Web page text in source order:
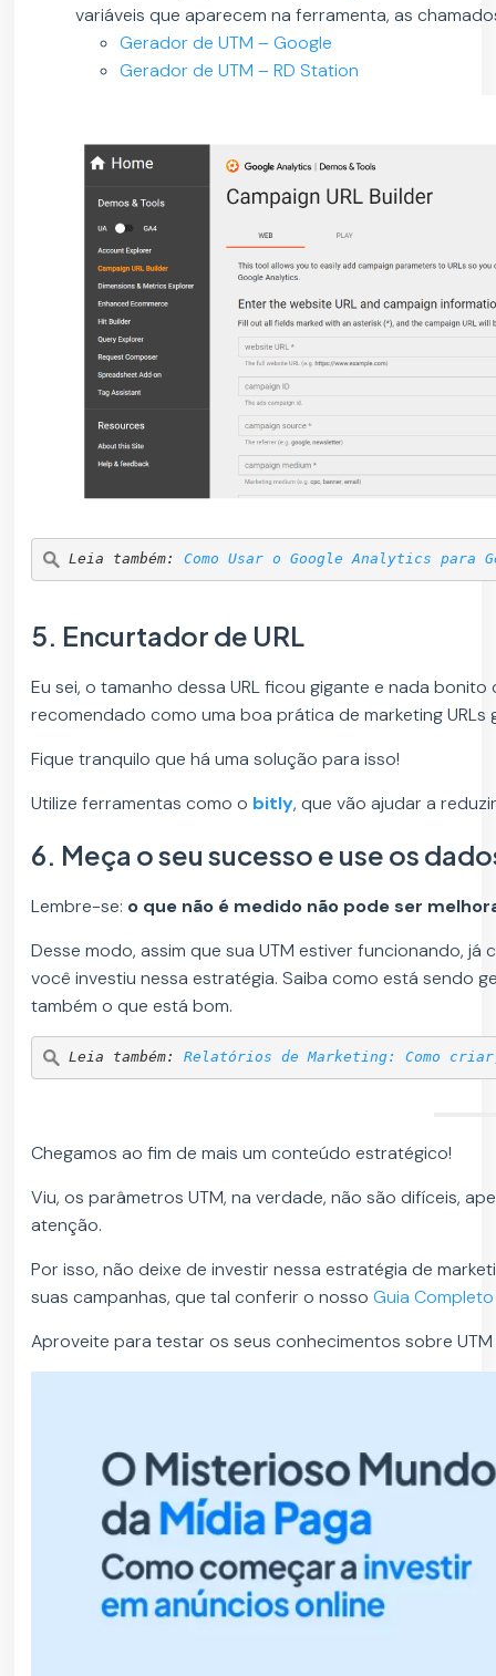
variáveis que aparecem na ferramenta, as
Gerador de UTM – Google
Gerador de UTM – RD Station
Leia também: Como Usar o Google Analytics para
5. Encurtador de URL
Eu sei, o tamanho dessa URL ficou gigante e nada
recomendado como uma boa prática de marketing URLs
Fique tranquilo que há uma solução para isso!
Utilize ferramentas como o bitly, que vão ajudar a
6. Meça o seu sucesso e use os
Lembre-se: o que não é medido não pode ser
Desse modo, assim que sua UTM estiver funcionando,
você investiu nessa estratégia. Saiba como está sendo
também o que está bom.
Leia também: Relatórios de Marketing: Como
Chegamos ao fim de mais um conteúdo estratégico!
Viu, os parâmetros UTM, na verdade, não são difíceis,
atenção.
Por isso, não deixe de investir nessa estratégia de
suas campanhas, que tal conferir o nossoGuia
Aproveite para testar os seus conhecimentos sobre